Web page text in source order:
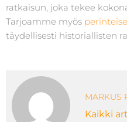
ratkaisun, joka tekee
Tarjoamme myös
täydellisesti historiallisten
MARKUS
Kaikki